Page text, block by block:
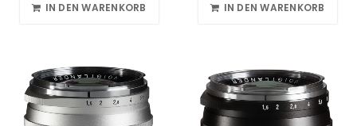
IN DEN WARENKORB IN DEN WARENKORB